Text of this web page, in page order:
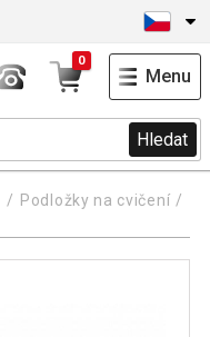
Hledat
0
Menu
Podložky na cvičení